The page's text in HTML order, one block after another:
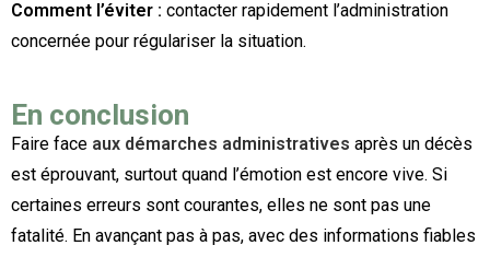
Comment l’éviter : contacter rapidement l’administration
concernée pour régulariser la situation.
En conclusion
Faire face aux démarches administratives après un décès
est éprouvant, surtout quand l’émotion est encore vive. Si
certaines erreurs sont courantes, elles ne sont pas une
fatalité. En avançant pas à pas, avec des informations fiables